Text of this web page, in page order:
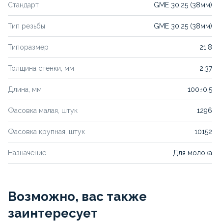
Стандарт GME 30,25 (38мм)
Тип резьбы GME 30,25 (38мм)
Типоразмер 21,8
Толщина стенки, мм 2,37
Длина, мм 100±0,5
Фасовка малая, штук 1296
Фасовка крупная, штук 10152
Назначение Для молока
Возможно, вас также
заинтересует